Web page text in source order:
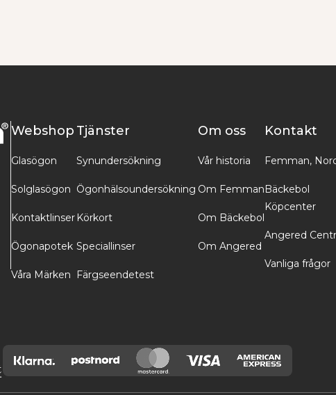
Webshop
Glasögon
Solglasögon
Kontaktlinser
Ögonapotek
Våra Märken
Tjänster
Synundersökning
Ögonhälsoundersökning
Körkort
Speciallinser
Färgseendetest
Om oss
Vår historia
Om Femman
Om Bäckebol
Om Angered
Kontakt
Femman,
Bäckebol
Köpcenter
Angered
Vanliga frågor